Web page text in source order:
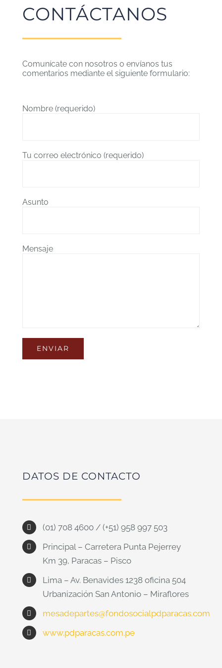
CONTÁCTANOS
Comunícate con nosotros o envíanos tus
comentarios mediante el siguiente formulario:
Nombre (requerido)
Tu correo electrónico (requerido)
Asunto
Mensaje
DATOS DE CONTACTO
(01) 708 4600 / ‪(+51) 958 997 503
Principal – Carretera Punta Pejerrey
Km 39, Paracas – Pisco
Lima – Av. Benavides 1238 oficina 504
Urbanización San Antonio – Miraflores
mesadepartes@fondosocialpdparacas.com
www.pdparacas.com.pe